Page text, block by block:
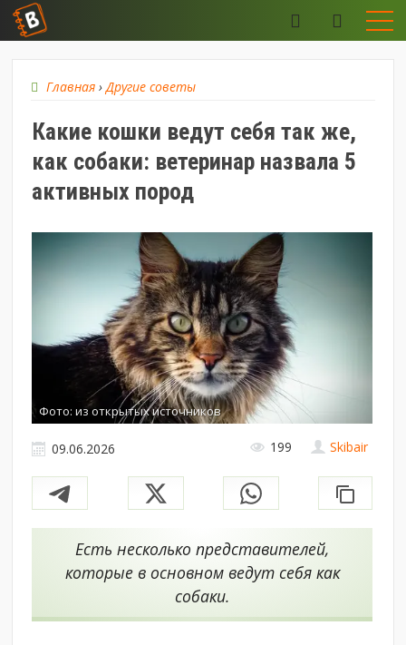
Главная ›Другие советы
Какие кошки ведут себя так же,
как собаки: ветеринар назвала 5
активных пород
Фото: из открытых источников
Skibair
09.06.2026 199
Есть несколько представителей,
которые в основном ведут себя как
собаки.